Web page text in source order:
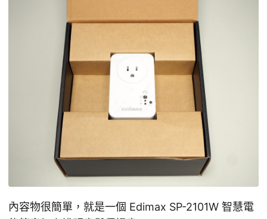
內容物很簡單，就是一個 Edimax SP-2101W 智慧電